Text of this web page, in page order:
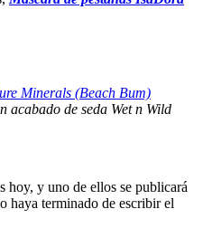
Minerals (Beach Bum)
acabado de seda Wet n Wild
hoy, y uno de ellos se publicará
haya terminado de escribir el